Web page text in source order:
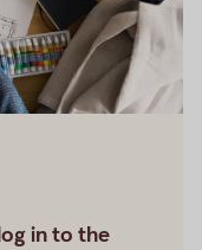
in to the